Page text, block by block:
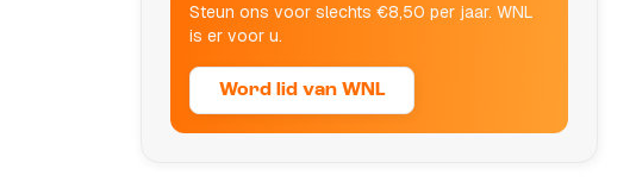
Steun ons voor slechts €8,50 per jaar. WNL
is er voor u.
Word lid van WNL